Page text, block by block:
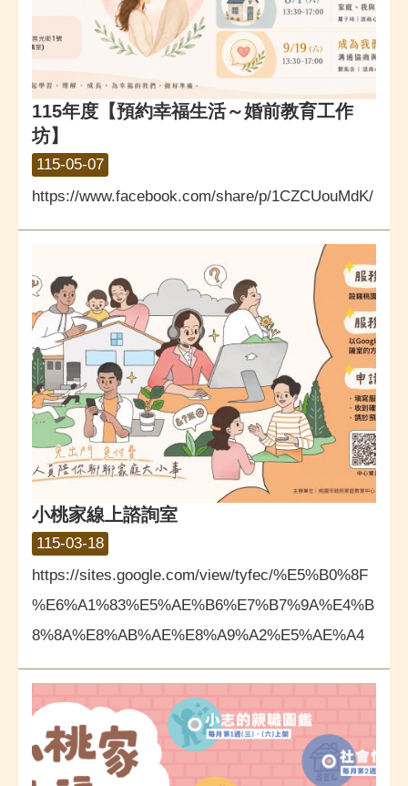
115年度【預約幸福生活～婚前教育工作
坊】
115-05-07
https://www.facebook.com/share/p/1CZCUouMdK/
小桃家線上諮詢室
115-03-18
https://sites.google.com/view/tyfec/%E5%B0%8F
%E6%A1%83%E5%AE%B6%E7%B7%9A%E4%B
8%8A%E8%AB%AE%E8%A9%A2%E5%AE%A4